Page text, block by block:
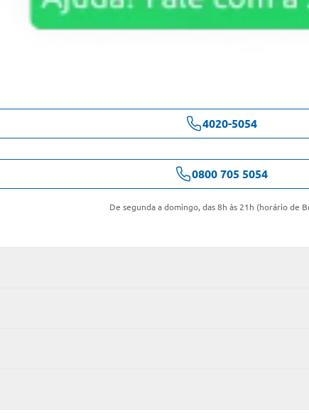
4020-5054
0800 705 5054
De segunda a domingo, das 8h às 21h (horário de